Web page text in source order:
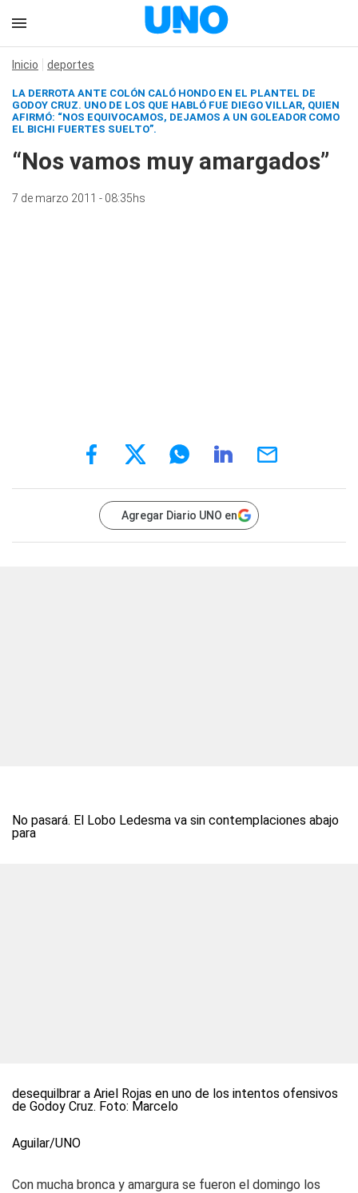
Inicio deportes
LA DERROTA ANTE COLÓN CALÓ HONDO EN EL PLANTEL DE
GODOY CRUZ. UNO DE LOS QUE HABLÓ FUE DIEGO VILLAR, QUIEN
AFIRMÓ: “NOS EQUIVOCAMOS, DEJAMOS A UN GOLEADOR COMO
EL BICHI FUERTES SUELTO”.
“Nos vamos muy amargados”
7 de marzo 2011 - 08:35hs
Agregar Diario UNO en
No pasará. El Lobo Ledesma va sin contemplaciones abajo
para
desequilbrar a Ariel Rojas en uno de los intentos ofensivos
de Godoy Cruz. Foto: Marcelo
Aguilar/UNO
Con mucha bronca y amargura se fueron el domingo los